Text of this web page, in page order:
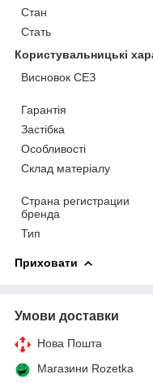
Стан
Стать
Користувальницькі
Висновок СЕЗ
Гарантія
Застібка
Особливості
Склад матеріалу
Страна регистрации
бренда
Тип
Приховати
Умови доставки
Нова Пошта
Магазини Rozetka